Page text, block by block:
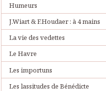
Humeurs
J.Wiart & F.Houdaer : à 4 mains
La vie des vedettes
Le Havre
Les importuns
Les lassitudes de Bénédicte